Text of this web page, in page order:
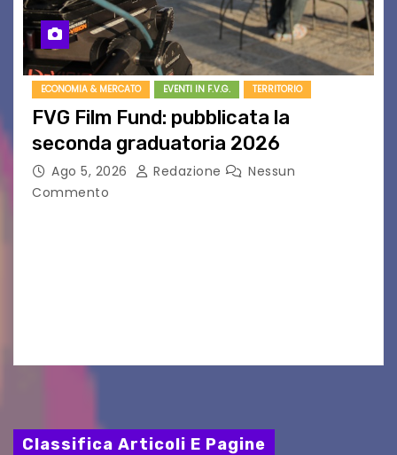
ECONOMIA & MERCATO EVENTI IN F.V.G. TERRITORIO
FVG Film Fund: pubblicata la
seconda graduatoria 2026
Ago 5, 2026 Redazione
Nessun
Commento
Classifica Articoli E Pagine